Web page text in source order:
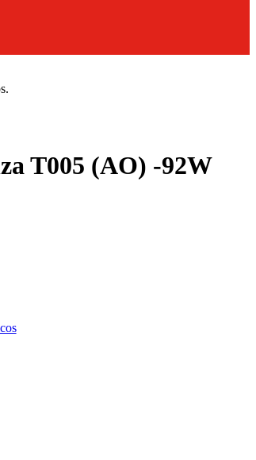
T005 (AO) -92W